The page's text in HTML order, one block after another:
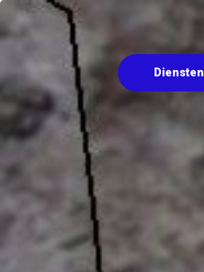
Diensten